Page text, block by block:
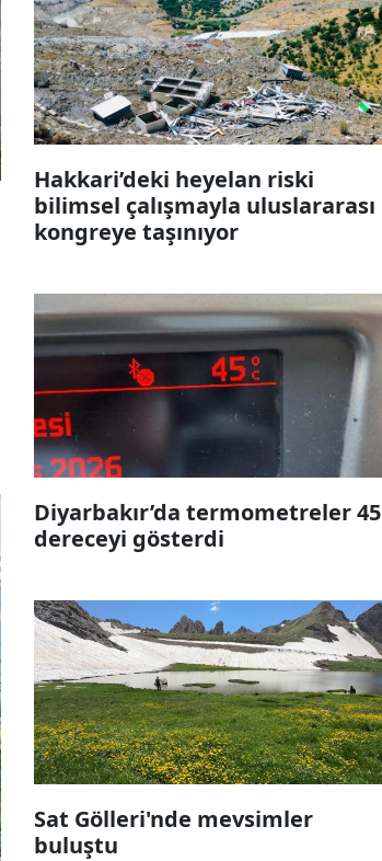
Hakkari’deki heyelan riski
bilimsel çalışmayla uluslararası
kongreye taşınıyor
Diyarbakır’da termometreler 45
dereceyi gösterdi
Sat Gölleri'nde mevsimler
buluştu